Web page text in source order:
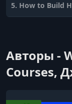
5. How to Build
УРОК 7.
7. Your
8. The
Авторы -
Courses,